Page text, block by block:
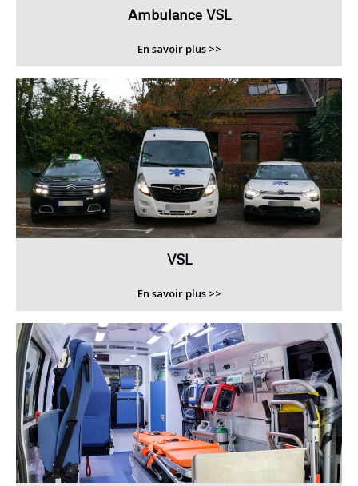
Ambulance VSL
En savoir plus >>
VSL
En savoir plus >>